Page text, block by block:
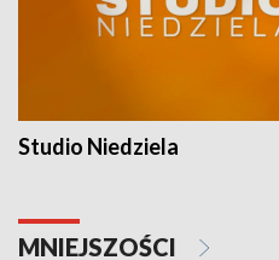
Studio Niedziela
MNIEJSZOŚCI